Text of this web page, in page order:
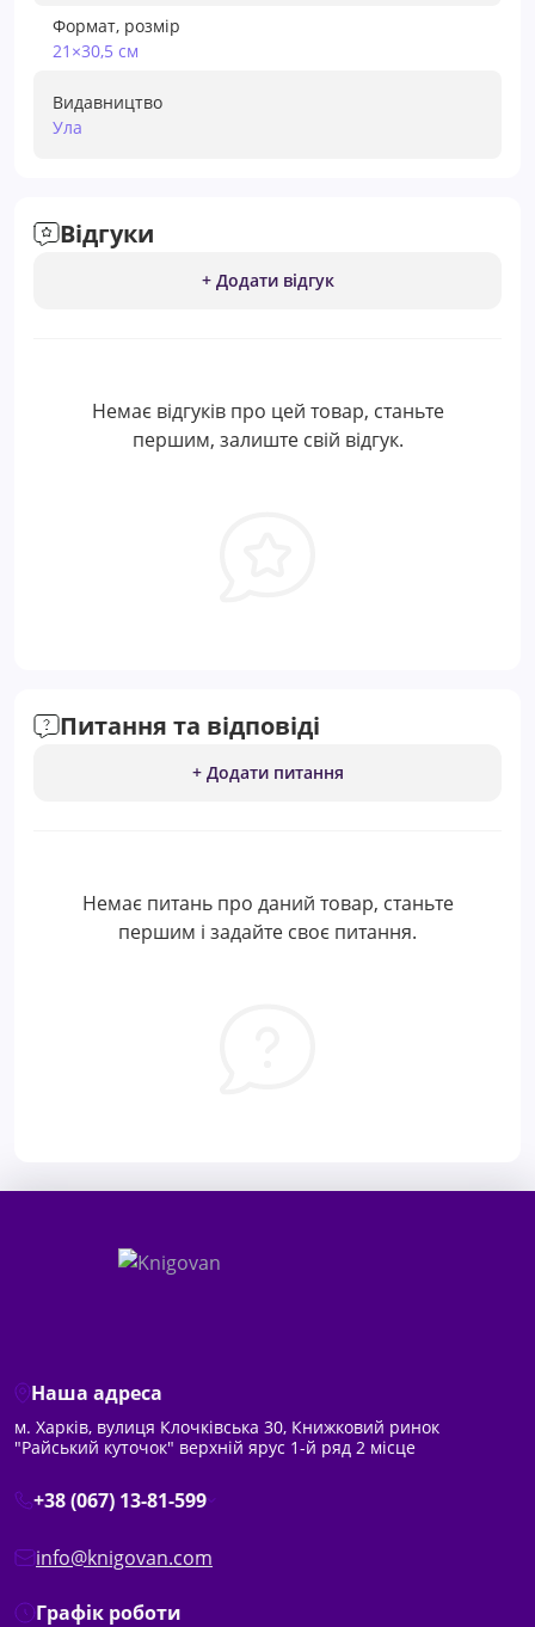
Формат, розмір
21×30,5 см
Видавництво
Ула
Відгуки
+ Додати відгук
Немає відгуків про цей товар, станьте
першим, залиште свій відгук.
Питання та відповіді
+ Додати питання
Немає питань про даний товар, станьте
першим і задайте своє питання.
Наша адреса
м. Харків, вулиця Клочківська 30, Книжковий ринок
"Райський куточок" верхній ярус 1-й ряд 2 місце
+38 (067) 13-81-599
info@knigovan.com
Графік роботи